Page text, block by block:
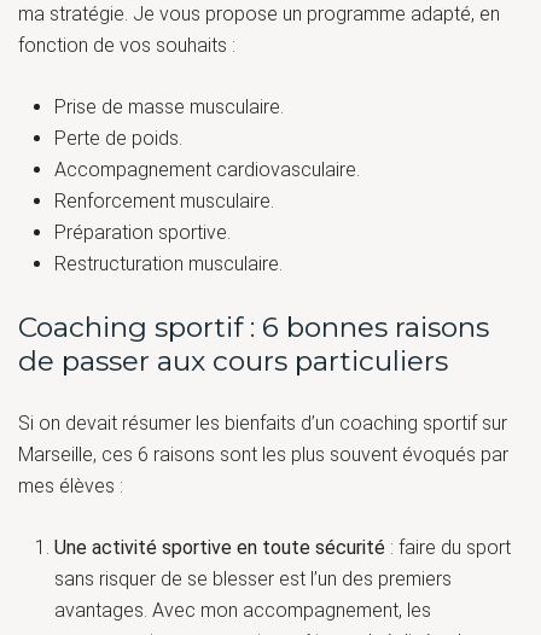
ma stratégie. Je vous propose un programme adapté, en
fonction de vos souhaits :
Prise de masse musculaire.
Perte de poids.
Accompagnement cardiovasculaire.
Renforcement musculaire.
Préparation sportive.
Restructuration musculaire.
Coaching sportif : 6 bonnes raisons
de passer aux cours particuliers
Si on devait résumer les bienfaits d’un coaching sportif sur
Marseille, ces 6 raisons sont les plus souvent évoqués par
mes élèves :
Une activité sportive en toute sécurité : faire du sport
sans risquer de se blesser est l’un des premiers
avantages. Avec mon accompagnement, les